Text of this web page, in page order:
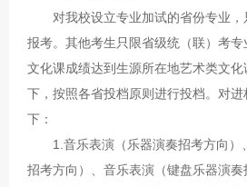
对我校设立专业加试的省份专业
报考。其他考生只限省级统（联）考
文化课成绩达到生源所在地艺术类文
下，按照各省投档原则进行投档。对
下：
1.音乐表演（乐器演奏招考方向）
招考方向）、音乐表演（键盘乐器演